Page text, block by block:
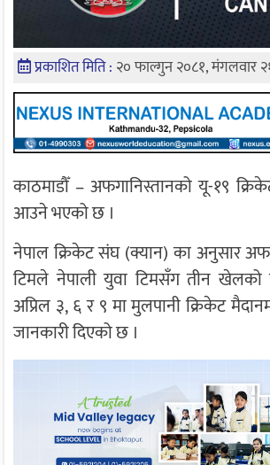
प्रकाशित मिति : २० फाल्गुन २०८१, मंगलवार
काठमाडौँ – अफगानिस्तानको यू-१९
आउने भएको छ ।
नेपाल क्रिकेट संघ (क्यान) का अनुसार
टिमले नेपाली युवा टिमसँग तीन
अप्रिल ३, ६ र ९ मा मुलपानी क्रिकेट
जानकारी दिएको छ ।